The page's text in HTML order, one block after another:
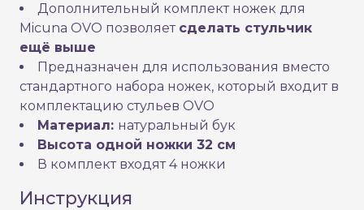
Дополнительный комплект ножек для
Micuna OVO позволяет сделать стульчик
ещё выше
Предназначен для использования вместо
стандартного набора ножек, который входит в
комплектацию стульев OVO
Материал: натуральный бук
Высота одной ножки 32 см
В комплект входят 4 ножки
Инструкция